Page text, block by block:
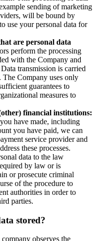
sending of marketing
will be bound by
use your personal data for
are personal data
perform the processing
with the Company and
transmission is carried
Company uses only
guarantees to
measures to
financial institutions:
have made, including
you have paid, we can
service provider and
these processes.
data to the law
by law or is
or prosecute criminal
of the procedure to
authorities in order to
parties.
stored?
observes the